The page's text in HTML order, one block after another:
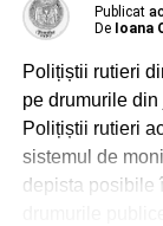
Publicat
De Ioana
Polițiștii rutieri
pe drumurile
Polițiștii rutieri
sistemul de
depista posibile